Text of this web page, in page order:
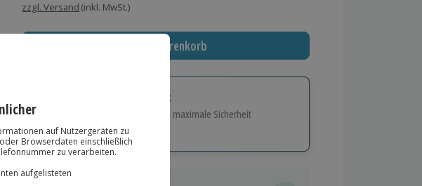
zzgl. Versand (inkl. MwSt.)
In den Warenkorb
Immer das richtige Geschenk:
Große Auswahl, volle Flexibilität und maximale Sicherheit
Große Auswahl
Volle Flexibilität